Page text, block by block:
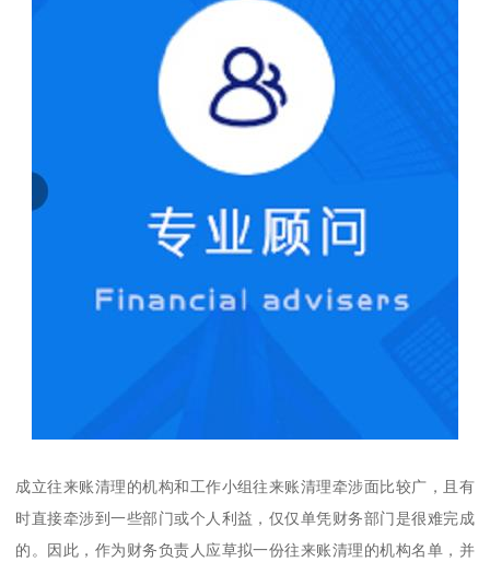
成立往来账清理的机构和工作小组往来账清理牵涉面比较广，且有
时直接牵涉到一些部门或个人利益，仅仅单凭财务部门是很难完成
的。因此，作为财务负责人应草拟一份往来账清理的机构名单，并